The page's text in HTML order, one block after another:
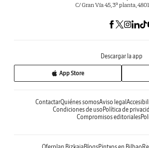
C/ Gran Vía 45, 3ª planta,
Descargar la app
App Store
ContactarQuiénes somosAviso legal
Condiciones de usoPolítica de
Compromisos editoriales